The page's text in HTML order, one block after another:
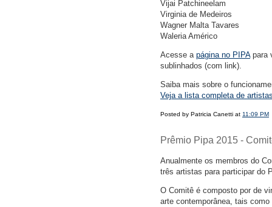
Vijai Patchineelam
Virginia de Medeiros
Wagner Malta Tavares
Waleria Américo
Acesse a página no PIPApara
sublinhados (com link).
Saiba mais sobre o
Veja a lista completa de
Posted by Patricia Canetti at 11:09 PM
Prêmio Pipa 2015 -
Anualmente os membros do
três artistas para participar do
O Comitê é composto por de
arte contemporânea, tais